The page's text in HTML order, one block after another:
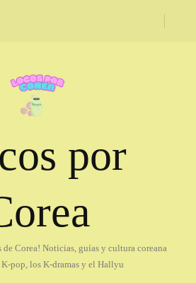
por
de Corea! Noticias, guías y cultura coreana
K-pop, los K-dramas y el Hallyu